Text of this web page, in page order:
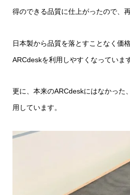
得のできる品質に仕上がったので、
日本製から品質を落とすことなく価
ARCdeskを利用しやすくなっています
更に、本来のARCdeskにはなかった
用しています。